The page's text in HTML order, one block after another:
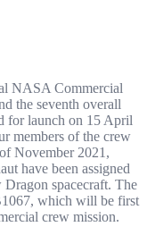
NASA Commercial
the seventh overall
for launch on 15 April
members of the crew
November 2021,
have been assigned
spacecraft. The
which will be first
crew mission.